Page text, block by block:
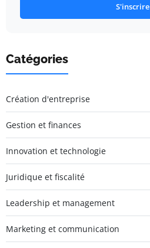
S'inscrire
Catégories
Création d'entreprise
Gestion et finances
Innovation et technologie
Juridique et fiscalité
Leadership et management
Marketing et communication